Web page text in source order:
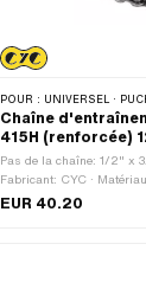
POUR : UNIVERSEL · PUCH · SACHS · PONY / CILO
Chaîne
415H (renforcée)
Pas de la chaîne: 1/2" x
Fabricant: CYC ·
Couleur: noir · Nombre
EUR 40.20